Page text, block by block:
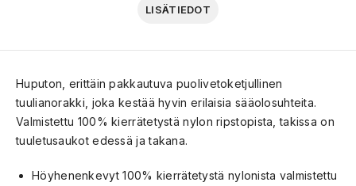
LISÄTIEDOT
Huputon, erittäin pakkautuva puolivetoketjullinen
tuulianorakki, joka kestää hyvin erilaisia sääolosuhteita.
Valmistettu 100% kierrätetystä nylon ripstopista, takissa on
tuuletusaukot edessä ja takana.
Höyhenenkevyt 100% kierrätetystä nylonista valmistettu